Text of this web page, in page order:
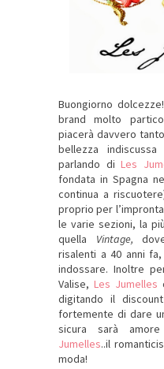
Buongiorno
brand molto
piacerà davvero
bellezza
parlando diLes
fondata in Spagna
continua a
proprio per
le varie sezioni, la
quella Vintage,
risalenti a 40 anni
indossare. Inoltre
Valise,Les Jumelles
digitando il
fortemente di dare
sicura sarà
Jumelles..il
moda!